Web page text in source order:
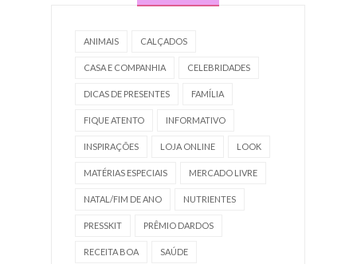
ANIMAIS CALÇADOS
CASA E COMPANHIA CELEBRIDADES
DICAS DE PRESENTES FAMÍLIA
FIQUE ATENTO INFORMATIVO
INSPIRAÇÕES LOJA ONLINE LOOK
MATÉRIAS ESPECIAIS MERCADO LIVRE
NATAL/FIM DE ANO NUTRIENTES
PRESSKIT PRÊMIO DARDOS
RECEITA BOA SAÚDE